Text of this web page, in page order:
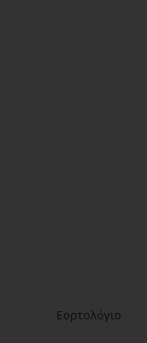
Εορτολόγιο